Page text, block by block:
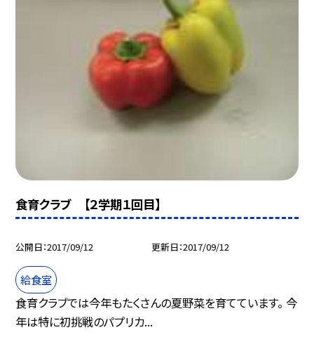
食育クラブ 【２学期１回目】
公開日 2017/09/12 更新日 2017/09/12
給食室
食育クラブでは今年もたくさんの夏野菜を育てています。 今
年は特に初挑戦のパプリカ...